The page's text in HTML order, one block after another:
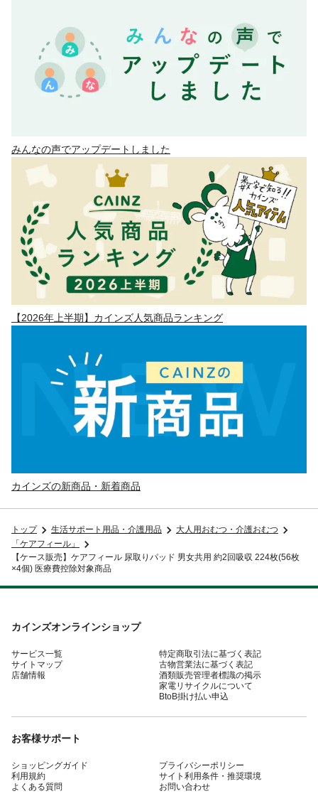
みんなの声でアップデートしました
【2026年上半期】カインズ人気商品ランキング
カインズの新商品・新着商品
トップ 生活サポート用品・介護用品
大人用おむつ・介護おむつ
「ケアフィール」
【ケース販売】ケアフィール 尿取りパッド 男女共用 約2回吸収 224枚(56枚
×4個) 医療費控除対象商品
カインズオンラインショップ
サービス一覧
サイトマップ
店舗情報
特定商取引法に基づく表記
古物営業法に基づく表記
酒類販売管理者標識の掲示
家電リサイクルについて
BtoB掛け払い申込
お客様サポート
ショッピングガイド
利用規約
よくある質問
プライバシーポリシー
サイト利用条件・推奨環境
お問い合わせ